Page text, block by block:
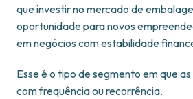
que investir no mercado de
oportunidade para novos
em negócios com estabilidade
Esse é o tipo de segmento em que
com frequência ou recorrência.